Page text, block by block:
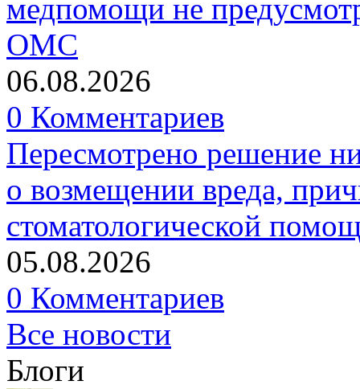
медпомощи не
ОМС
06.08.2026
0 Комментариев
Пересмотрено решение
о возмещении вреда,
стоматологической
05.08.2026
0 Комментариев
Все новости
Блоги